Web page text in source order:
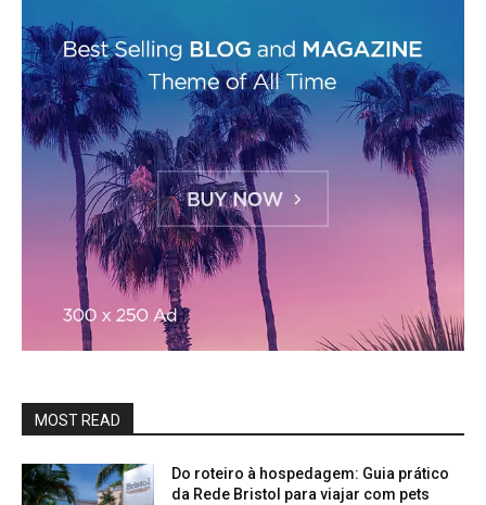
MOST READ
Do roteiro à hospedagem: Guia prático
da Rede Bristol para viajar com pets